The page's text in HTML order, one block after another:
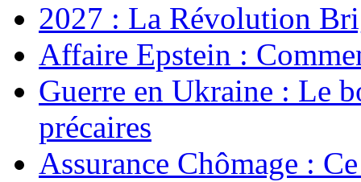
2027 : La Révolution
Affaire Epstein :
Guerre en Ukraine : Le
précaires
Assurance Chômage :